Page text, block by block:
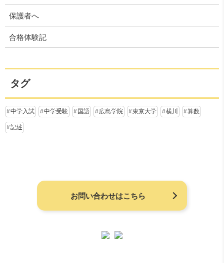
保護者へ
合格体験記
タグ
中学入試 中学受験 国語 広島学院 東京大学 横川 算数
記述
お問い合わせはこちら